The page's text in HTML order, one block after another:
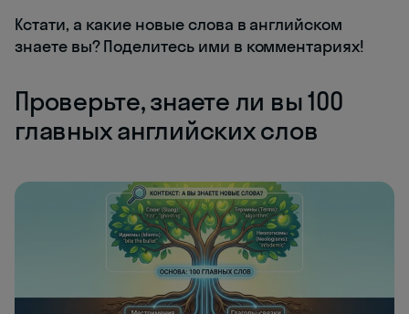
Кстати, а какие новые слова в английском
знаете вы? Поделитесь ими в комментариях!
Проверьте, знаете ли вы 100
главных английских слов